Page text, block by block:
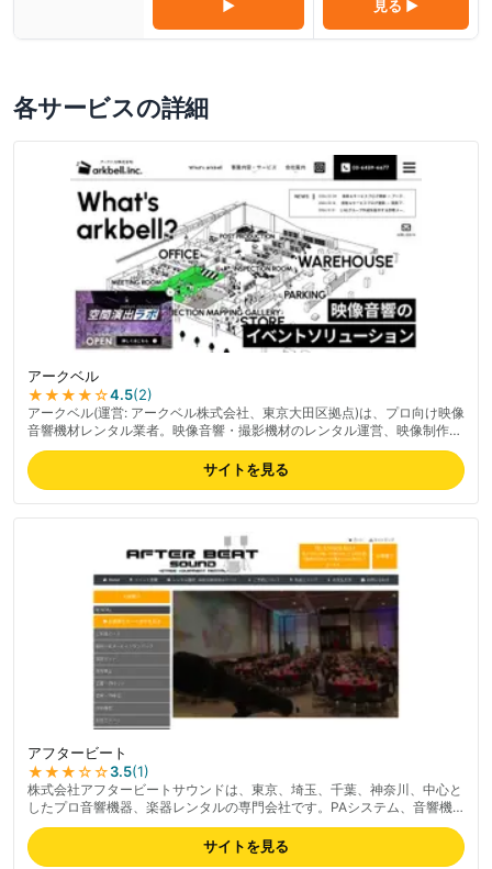
▶ 見る ▶
各サービスの詳細
アークベル
★★★★☆4.5(2)
アークベル(運営: アークベル株式会社、東京大田区拠点)は、プロ向け映像
音響機材レンタル業者。映像音響・撮影機材のレンタル運営、映像制作を
ワンストップで提供。プロジェクター・スモークマシンなどイベント・撮
影現場向けの機材充実が強み、映像企画制作・DVD/CD制作を含むワンス
トップサービス、大型イベント対応の機材ラインナップも備える。プロユ
ース寄りで個人利用にはやや敷居が高めとの指摘あり。最新の料金は公式
サイトでご確認ください。
サイトを見る
アフタービート
★★★☆☆3.5(1)
株式会社アフタービートサウンドは、東京、埼玉、千葉、神奈川、中心と
したプロ音響機器、楽器レンタルの専門会社です。PAシステム、音響機
器、楽器、照明、仮設ステージなど、配送、設置、PAオペレートまで幅
広いサービスを提供しています。イベント音響機材のレンタルなら、ぜひ
アフタービートサウンドをご検討ください。
サイトを見る